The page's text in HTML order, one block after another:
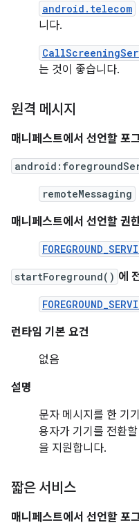
android.telecom
니다.
는 것이 좋습니다.
원격 메시지
매니페스트에서 선언할 포
remoteMessaging
매니페스트에서 선언할 권
startForeground() 에
런타임 기본 요건
없음
설명
문자 메시지를 한 기
용자가 기기를 전환
을 지원합니다.
짧은 서비스
매니페스트에서 선언할 포